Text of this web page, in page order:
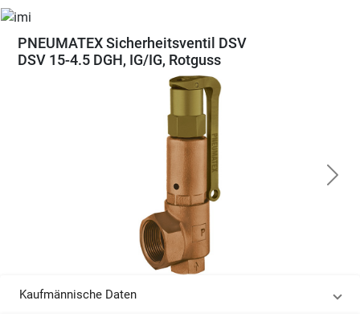
PNEUMATEX Sicherheitsventil DSV
DSV 15-4.5 DGH, IG/IG, Rotguss
Kaufmännische Daten